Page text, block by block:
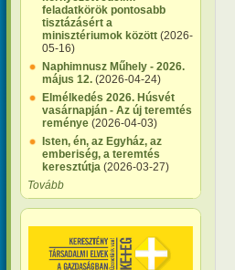
feladatkörök pontosabb
tisztázásért a
minisztériumok között (2026-
05-16)
Naphimnusz Műhely - 2026.
május 12. (2026-04-24)
Elmélkedés 2026. Húsvét
vasárnapján - Az új teremtés
reménye (2026-04-03)
Isten, én, az Egyház, az
emberiség, a teremtés
keresztútja (2026-03-27)
Tovább